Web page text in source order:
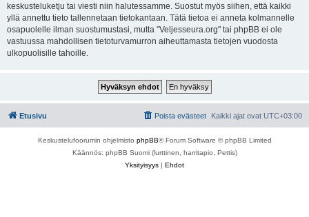
keskusteluketju tai viesti niin halutessamme. Suostut myös siihen, että kaikki
yllä annettu tieto tallennetaan tietokantaan. Tätä tietoa ei anneta kolmannelle
osapuolelle ilman suostumustasi, mutta "Veljesseura.org" tai phpBB ei ole
vastuussa mahdollisen tietoturvamurron aiheuttamasta tietojen vuodosta
ulkopuolisille tahoille.
Etusivu Kaikki ajat ovat UTC+03:00
Poista evästeet
Keskustelufoorumin ohjelmisto phpBB® Forum Software © phpBB Limited
Käännös: phpBB Suomi (lurttinen, harritapio, Pettis)
Yksityisyys | Ehdot